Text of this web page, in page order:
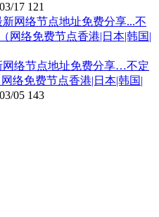
03/17 121
网络节点地址免费分享…不定
络免费节点香港|日本|韩国|
03/05 143